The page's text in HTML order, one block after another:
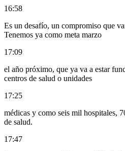
16:58
Es un desafío, un compromiso que
Tenemos ya como meta marzo
17:09
el año próximo, que ya va a estar
centros de salud o unidades
17:25
médicas y como seis mil hospitales,
de salud.
17:47